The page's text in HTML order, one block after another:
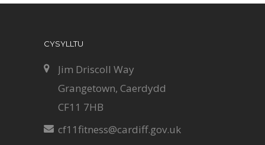
CYSYLLTU
Jim Driscoll Way
Grangetown, Caerdydd
CF11 7HB
cf11fitness@cardiff.gov.uk